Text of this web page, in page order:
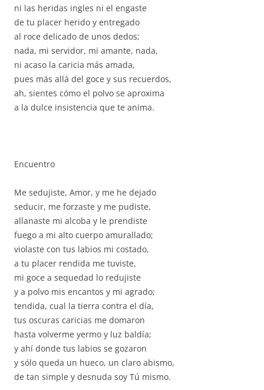
ni las heridas ingles ni el engaste
de tu placer herido y entregado
al roce delicado de unos dedos;
nada, mi servidor, mi amante, nada,
ni acaso la caricia más amada,
pues más allá del goce y sus recuerdos,
ah, sientes cómo el polvo se aproxima
a la dulce insistencia que te anima.
Encuentro
Me sedujiste, Amor, y me he dejado
seducir, me forzaste y me pudiste,
allanaste mi alcoba y le prendiste
fuego a mi alto cuerpo amurallado;
violaste con tus labios mi costado,
a tu placer rendida me tuviste,
mi goce a sequedad lo redujiste
y a polvo mis encantos y mi agrado;
tendida, cual la tierra contra el día,
tus oscuras caricias me domaron
hasta volverme yermo y luz baldía;
y ahí donde tus labios se gozaron
y sólo queda un hueco, un claro abismo,
de tan simple y desnuda soy Tú mismo.